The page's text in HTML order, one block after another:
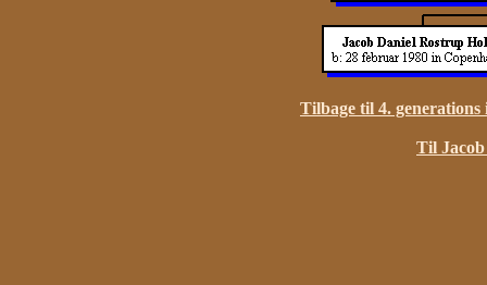
Tilbage til 4. generations
Til Jacob